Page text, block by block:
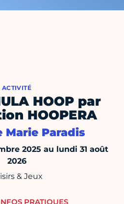
ACTIVITÉ
HOOP par
HOOPERA
Marie Paradis
2025 au lundi 31 août
2026
& Jeux
PRATIQUES